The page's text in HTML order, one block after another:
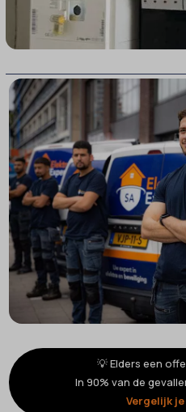
💡 Elders een
In 90% van de
Vergelijk